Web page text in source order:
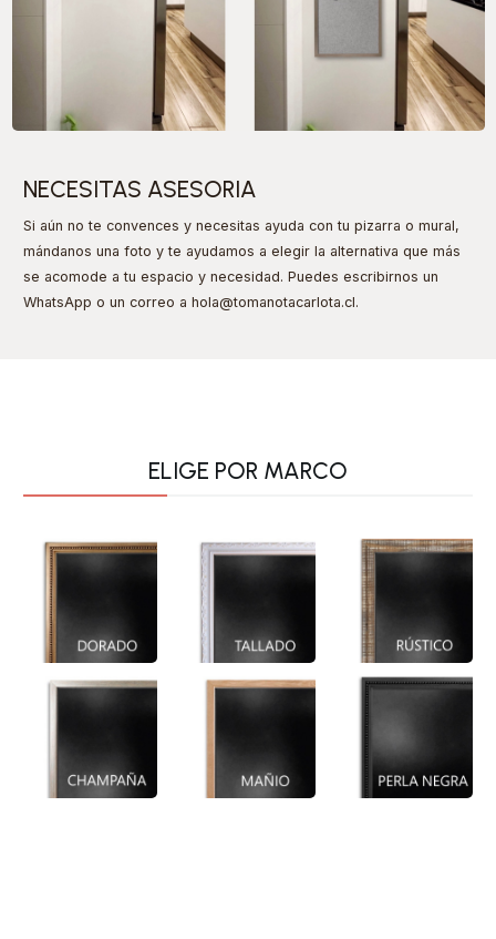
NECESITAS ASESORIA
Si aún no te convences y necesitas ayuda con tu pizarra o mural,
mándanos una foto y te ayudamos a elegir la alternativa que más
se acomode a tu espacio y necesidad. Puedes escribirnos un
WhatsApp o un correo a hola@tomanotacarlota.cl.
ELIGE POR MARCO